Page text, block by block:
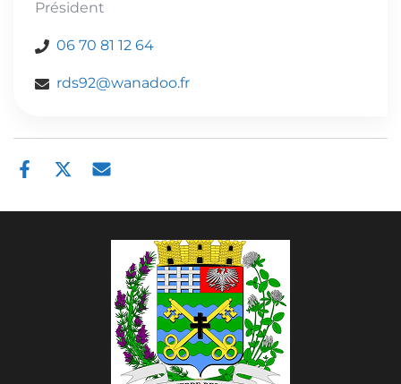
Président
06 70 81 12 64
rds92@wanadoo.fr